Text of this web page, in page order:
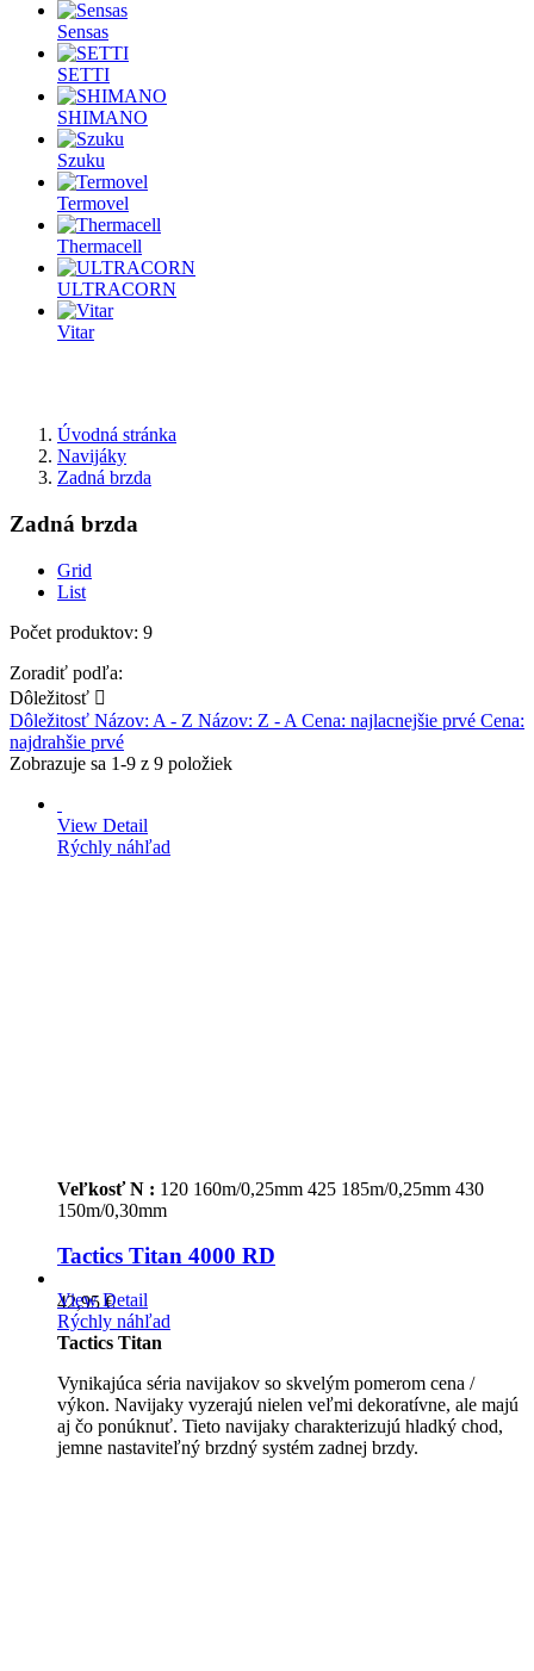
Sensas
SETTI
SHIMANO
Szuku
Termovel
Thermacell
ULTRACORN
Vitar
Úvodná stránka
Navijáky
Zadná brzda
Zadná brzda
Grid
List
Počet produktov: 9
Zoradiť podľa:
Dôležitosť 
Dôležitosť Názov: A - Z Názov: Z - A Cena: najlacnejšie prvé Cena:
najdrahšie prvé
Zobrazuje sa 1-9 z 9 položiek
View Detail
Rýchly náhľad
Veľkosť N : 120 160m/0,25mm 425 185m/0,25mm 430
150m/0,30mm
Tactics Titan 4000 RD
42,95 €
Tactics Titan
Vynikajúca séria navijakov so skvelým pomerom cena /
výkon. Navijaky vyzerajú nielen veľmi dekoratívne, ale majú
aj čo ponúknuť. Tieto navijaky charakterizujú hladký chod,
jemne nastaviteľný brzdný systém zadnej brzdy.
View Detail
Rýchly náhľad